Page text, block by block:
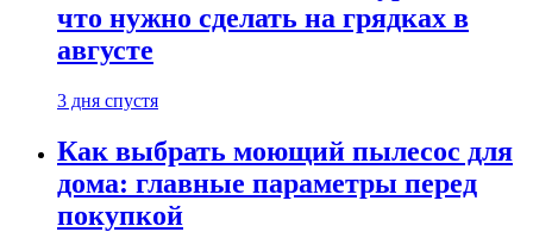
что нужно сделать на грядках в
августе
3 дня спустя
Как выбрать моющий пылесос для
дома: главные параметры перед
покупкой